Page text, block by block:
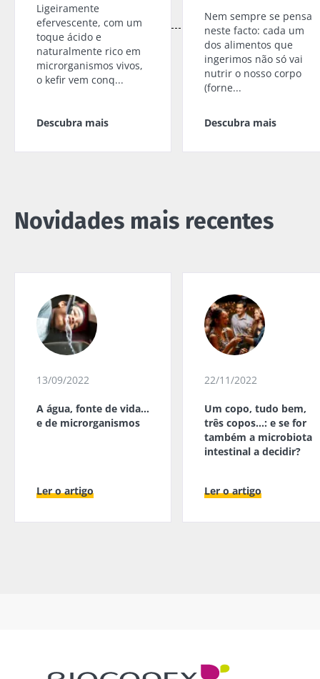
Ligeiramente
efervescente, com um
toque ácido e
naturalmente rico em
microrganismos vivos,
o kefir vem conq...
Descubra mais
Nem sempre se pensa
neste facto: cada um
dos alimentos que
ingerimos não só vai
nutrir o nosso corpo
(forne...
Descubra mais
Novidades mais recentes
13/09/2022
A água, fonte de vida…
e de microrganismos
Ler o artigo
22/11/2022
Um copo, tudo bem,
três copos…: e se for
também a microbiota
intestinal a decidir?
Ler o artigo